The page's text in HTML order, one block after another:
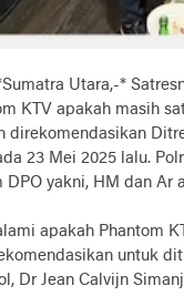
Utara,-*
KTV apakah masih
direkomendasikan
23 Mei 2025 lalu.
DPO yakni, HM dan
apakah Phantom
untuk
Dr Jean Calvijn